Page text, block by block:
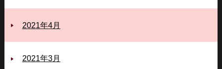
2021年4月
2021年3月